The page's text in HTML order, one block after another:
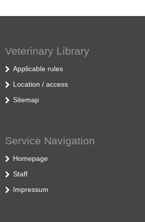
Veterinary Library
Applicable rules
Location / access
Sitemap
Service Navigation
Homepage
Staff
Impressum